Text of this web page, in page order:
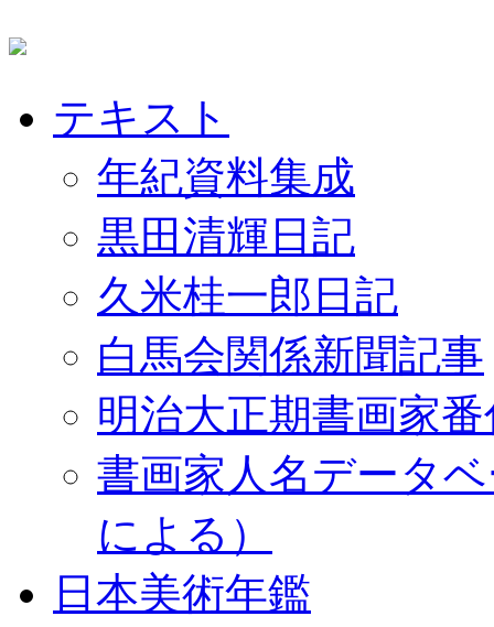
テキスト
年紀資料集成
黒田清輝日記
久米桂一郎日記
白馬会関係新聞記事
明治大正期書画家
書画家人名データ
による）
日本美術年鑑